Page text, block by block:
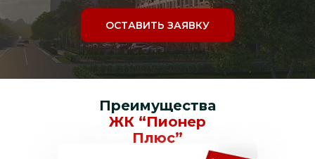
ОСТАВИТЬ ЗАЯВКУ
Преимущества
ЖК “Пионер
Плюс”